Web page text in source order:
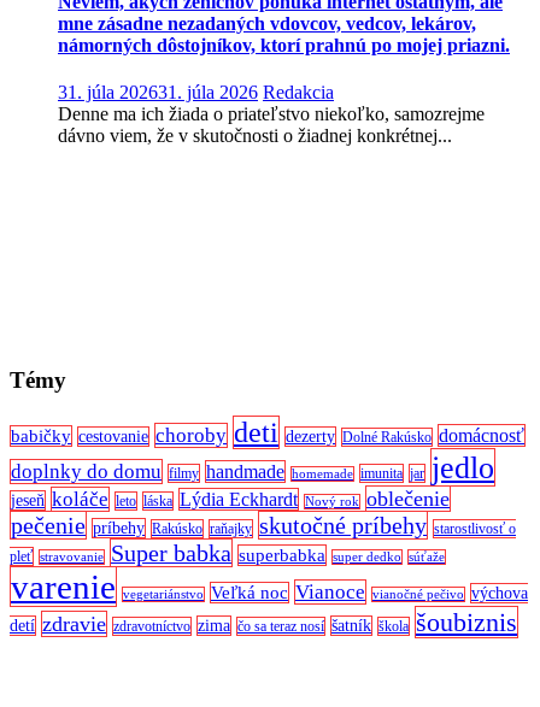
mne zásadne nezadaných vdovcov, vedcov, lekárov,
námorných dôstojníkov, ktorí prahnú po mojej priazni.
31. júla 202631. júla 2026 Redakcia
Denne ma ich žiada o priateľstvo niekoľko, samozrejme
dávno viem, že v skutočnosti o žiadnej konkrétnej...
Témy
babičky cestovanie choroby deti dezerty Dolné Rakúsko domácnosť
doplnky do domu filmy handmade homemade imunita jar jedlo
jeseň koláče leto láska Lýdia Eckhardt Nový rok oblečenie
pečenie príbehy Rakúsko raňajky skutočné príbehy starostlivosť o
pleť stravovanie Super babka superbabka super dedko súťaže
varenie vegetariánstvo Veľká noc Vianoce vianočné pečivo
výchova
detí zdravie zdravotníctvo zima čo sa teraz nosí šatník škola šoubiznis